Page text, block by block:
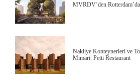
MVRDV’den
Nakliye Konteynerleri ve
Mimari: Petti Restaurant